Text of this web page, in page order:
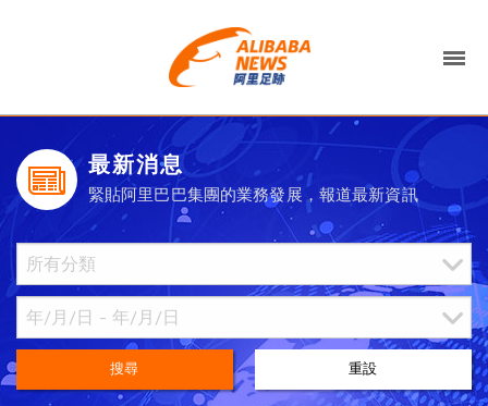
最新消息
緊貼阿里巴巴集團的業務發展，報道最新資訊
搜尋 重設